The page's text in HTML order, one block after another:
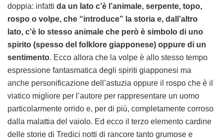
doppia: infatti da un lato c’è l’animale, serpente, topo,
rospo o volpe, che “introduce” la storia e, dall’altro
lato, c’è lo stesso animale che però è simbolo di uno
spirito (spesso del folklore giapponese) oppure di un
sentimento. Ecco allora che la volpe è allo stesso tempo
espressione fantasmatica degli spiriti giapponesi ma
anche personificazione dell’astuzia oppure il rospo che è il
viatico migliore per l’autore per rappresentare un uomo
particolarmente orrido e, per di più, completamente corroso
dalla malattia del vaiolo. Ed ecco il terzo elemento cardine
delle storie di Tredici notti di rancore tanto grumose e